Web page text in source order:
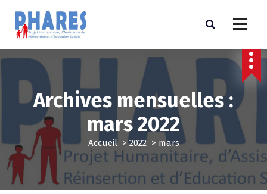
Archives mensuelles :
mars 2022
Accueil>2022> mars